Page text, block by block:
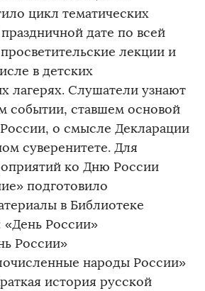
цикл тематических
дате по всей
лекции и
в детских
лагерях. Слушатели узнают
событии, ставшем основой
о смысле Декларации
суверенитете. Для
ко Дню России
подготовило
в Библиотеке
«День России»
России»
народы России»
история русской